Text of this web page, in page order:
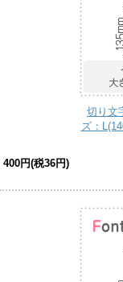
切り文
ズ：
400円(税36円)